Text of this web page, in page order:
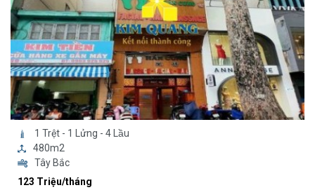
1 Trệt - 1 Lửng - 4 Lầu
480m2
Tây Bắc
123 Triệu/tháng